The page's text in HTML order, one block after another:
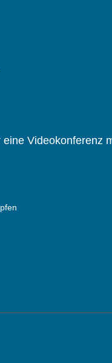
Videokonferenz